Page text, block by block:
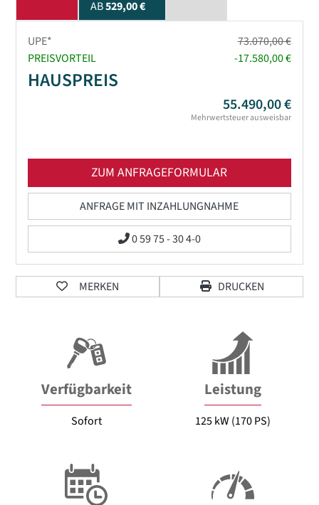
AB529,00 €
UPE*
73.070,00 €
PREISVORTEIL
-17.580,00 €
HAUSPREIS
55.490,00 €
Mehrwertsteuer ausweisbar
ZUM ANFRAGEFORMULAR
ANFRAGE MIT INZAHLUNGNAHME
0 59 75 - 30 4-0
MERKEN DRUCKEN
Verfügbarkeit
Sofort
Leistung
125 kW (170 PS)